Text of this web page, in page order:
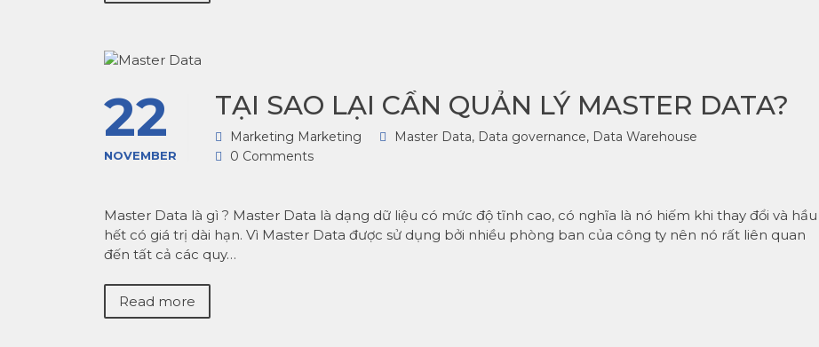
22
NOVEMBER
TẠI SAO LẠI CẦN QUẢN LÝ MASTER DATA?
Marketing Marketing Master Data, Data governance, Data Warehouse
0 Comments
Master Data là gì ? Master Data là dạng dữ liệu có mức độ tĩnh cao, có nghĩa là nó hiếm khi thay đổi và hầu
hết có giá trị dài hạn. Vì Master Data được sử dụng bởi nhiều phòng ban của công ty nên nó rất liên quan
đến tất cả các quy…
Read more